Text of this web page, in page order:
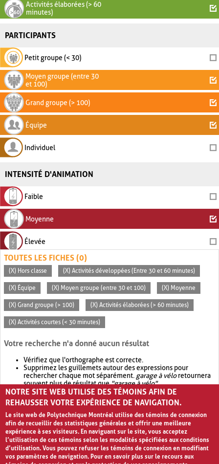
Activités élaborées (> 60
minutes)
PARTICIPANTS
Petit groupe (< 30)
Moyen groupe (entre 30
et 100)
Grand groupe (> 100)
Équipe
Individuel
INTENSITÉ D'ANIMATION
Faible
Moyenne
Élevée
TOUTES LES FICHES (0)
(X) Hors classe (X) Activités développées (Entre 30 et 60 minutes)
(X) Équipe (X) Moyen groupe (entre 30 et 100) (X) Moyenne
(X) Grand groupe (> 100) (X) Activités élaborées (> 60 minutes)
(X) Activités courtes (< 30 minutes)
Votre recherche n'a donné aucun résultat
Vérifiez que l'orthographe est correcte.
Supprimez les guillemets autour des expressions pour
rechercher chaque mot séparément. garage à véloretournera
souvent plus de résultat que"garage à vélo".
Envisagez d'élargir votre recherche avec OR.garage OR vélo
retournera souvent plus de résultat quegarage à vélo
NOTRE SITE WEB UTILISE DES TÉMOINS AFIN DE
REHAUSSER VOTRE EXPÉRIENCE DE NAVIGATION.
Le site web de Polytechnique Montréal utilise des témoins de connexion
afin de recueillir des statistiques générales et offrir une meilleure
expérience à ses visiteurs. En naviguant sur le site, vous acceptez
l’utilisation de ces témoins selon les modalités spécifiées aux conditions
d’utilisation. Vous pouvez refuser les témoins de connexion en modifiant
vos paramètres de navigation. Pour en savoir plus sur le recours aux